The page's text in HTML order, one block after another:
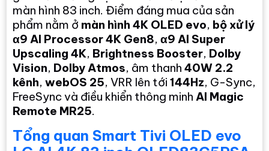
màn hình 83 inch. Điểm đáng mua của sản
phẩm nằm ở màn hình 4K OLED evo, bộ xử lý
α9 AI Processor 4K Gen8,α9 AI Super
Upscaling 4K, Brightness Booster, Dolby
Vision, Dolby Atmos, âm thanh40W 2.2
kênh,webOS 25, VRR lên tới144Hz, G-Sync,
FreeSync và điều khiển thông minh AI Magic
Remote MR25.
Tổng quan Smart Tivi OLED evo